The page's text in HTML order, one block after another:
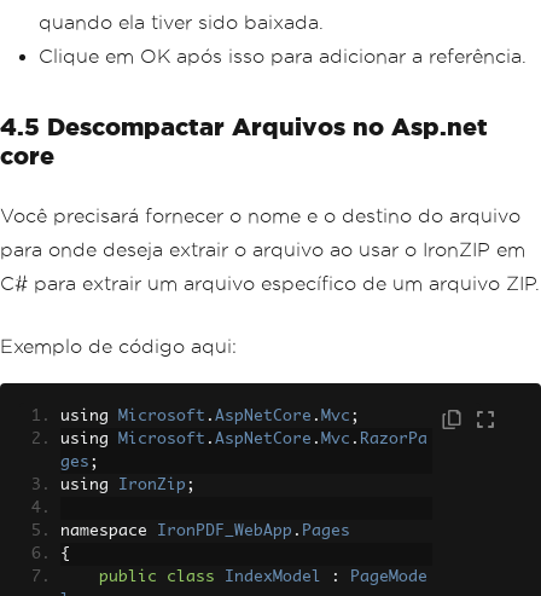
quando ela tiver sido baixada.
Clique em OK após isso para adicionar a referência.
4.5 Descompactar Arquivos no Asp.net
core
Você precisará fornecer o nome e o destino do arquivo
para onde deseja extrair o arquivo ao usar o IronZIP em
C# para extrair um arquivo específico de um arquivo ZIP.
Exemplo de código aqui:
using Microsoft . AspNetCore . Mvc ;
using Microsoft . AspNetCore . Mvc . RazorPa
ges ;
using IronZip ;
namespace IronPDF_WebApp . Pages
{
public
class IndexModel :
PageMode